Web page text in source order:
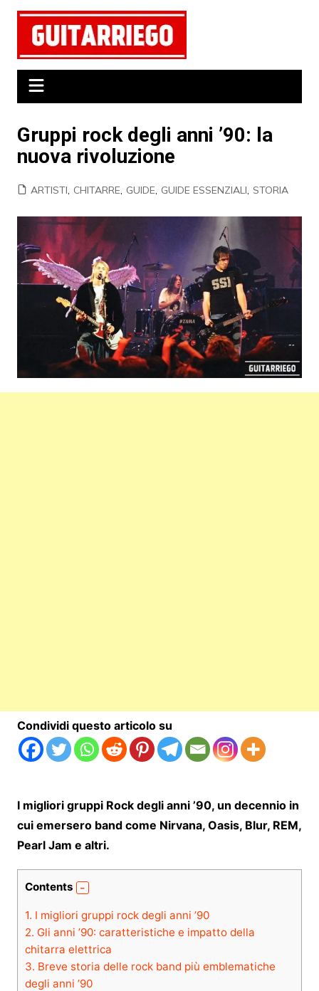
Salta
contenuto
Gruppi rock degli anni ’90: la
nuova rivoluzione
ARTISTI, CHITARRE, GUIDE, GUIDE ESSENZIALI, STORIA
Condividi questo articolo su
I migliori gruppi Rock degli anni ’90, un decennio in
cui emersero band come Nirvana, Oasis, Blur, REM,
Pearl Jam e altri.
Contents
1. I migliori gruppi rock degli anni ’90
2. Gli anni ’90: caratteristiche e impatto della
chitarra elettrica
3. Breve storia delle rock band più emblematiche
degli anni ’90